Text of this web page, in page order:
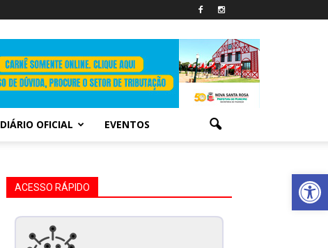
Abrir
DIÁRIO OFICIAL EVENTOS
ACESSO RÁPIDO